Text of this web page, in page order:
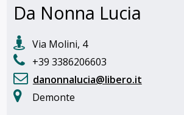
Da Nonna Lucia
Via Molini, 4
+39 3386206603
danonnalucia@libero.it
Demonte